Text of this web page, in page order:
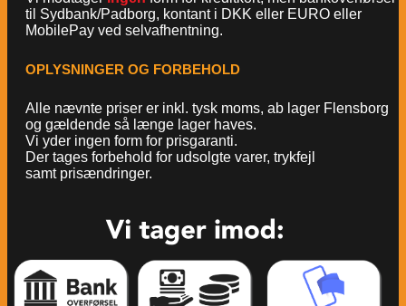
til Sydbank/Padborg, kontant i DKK eller EURO eller
MobilePay ved selvafhentning.
OPLYSNINGER OG FORBEHOLD
Alle nævnte priser er inkl. tysk moms, ab lager Flensborg
og gældende så længe lager haves.
Vi yder ingen form for prisgaranti.
Der tages forbehold for udsolgte varer, trykfejl
samt prisændringer.